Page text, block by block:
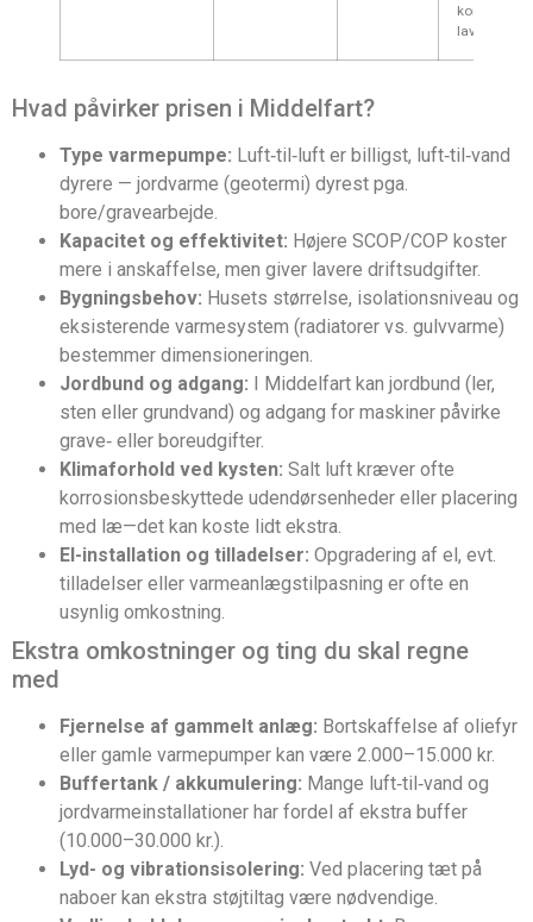
kontor),
lavere
Hvad påvirker prisen i Middelfart?
Type varmepumpe: Luft‑til‑luft er billigst, luft‑til‑vand
dyrere — jordvarme (geotermi) dyrest pga.
bore/gravearbejde.
Kapacitet og effektivitet: Højere SCOP/COP koster
mere i anskaffelse, men giver lavere driftsudgifter.
Bygningsbehov: Husets størrelse, isolationsniveau og
eksisterende varmesystem (radiatorer vs. gulvvarme)
bestemmer dimensioneringen.
Jordbund og adgang: I Middelfart kan jordbund (ler,
sten eller grundvand) og adgang for maskiner påvirke
grave‑ eller boreudgifter.
Klimaforhold ved kysten: Salt luft kræver ofte
korrosionsbeskyttede udendørsenheder eller placering
med læ—det kan koste lidt ekstra.
El-installation og tilladelser: Opgradering af el, evt.
tilladelser eller varmeanlægstilpasning er ofte en
usynlig omkostning.
Ekstra omkostninger og ting du skal regne
med
Fjernelse af gammelt anlæg: Bortskaffelse af oliefyr
eller gamle varmepumper kan være 2.000–15.000 kr.
Buffertank / akkumulering: Mange luft‑til‑vand og
jordvarmeinstallationer har fordel af ekstra buffer
(10.000–30.000 kr.).
Lyd- og vibrationsisolering: Ved placering tæt på
naboer kan ekstra støjtiltag være nødvendige.